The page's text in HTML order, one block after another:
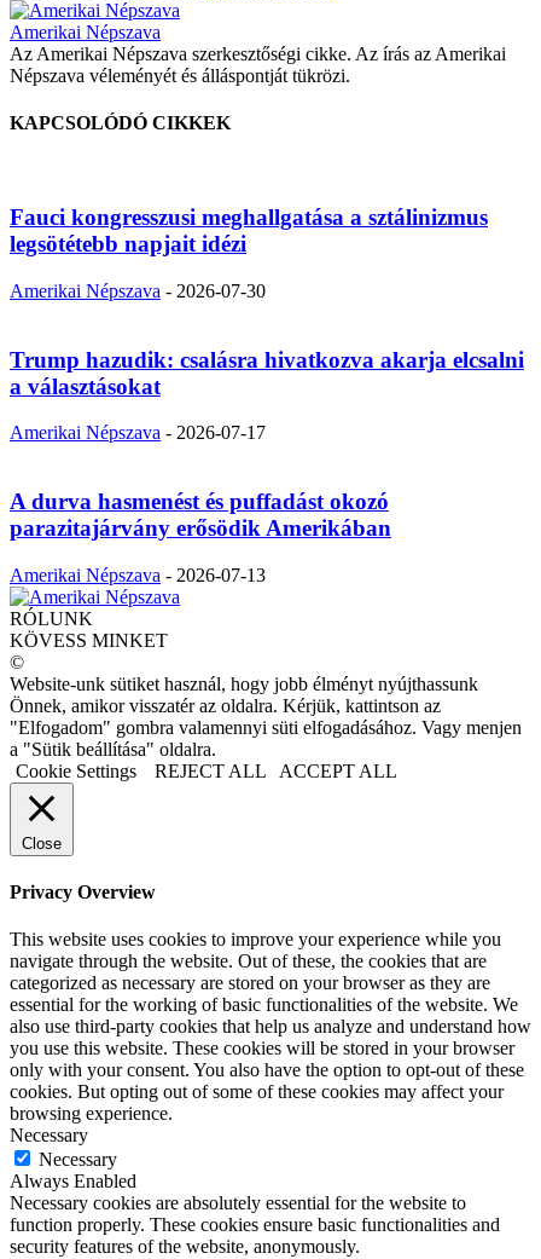
Amerikai Népszava
Az Amerikai Népszava szerkesztőségi cikke. Az írás az Amerikai
Népszava véleményét és álláspontját tükrözi.
KAPCSOLÓDÓ CIKKEK
Fauci kongresszusi meghallgatása a sztálinizmus
legsötétebb napjait idézi
Amerikai Népszava - 2026-07-30
Trump hazudik: csalásra hivatkozva akarja elcsalni
a választásokat
Amerikai Népszava - 2026-07-17
A durva hasmenést és puffadást okozó
parazitajárvány erősödik Amerikában
Amerikai Népszava - 2026-07-13
RÓLUNK
KÖVESS MINKET
©
Website-unk sütiket használ, hogy jobb élményt nyújthassunk
Önnek, amikor visszatér az oldalra. Kérjük, kattintson az
"Elfogadom" gombra valamennyi süti elfogadásához. Vagy menjen
a "Sütik beállítása" oldalra.
Cookie Settings
REJECT ALL ACCEPT ALL
Close
Privacy Overview
This website uses cookies to improve your experience while you
navigate through the website. Out of these, the cookies that are
categorized as necessary are stored on your browser as they are
essential for the working of basic functionalities of the website. We
also use third-party cookies that help us analyze and understand how
you use this website. These cookies will be stored in your browser
only with your consent. You also have the option to opt-out of these
cookies. But opting out of some of these cookies may affect your
browsing experience.
Necessary
Necessary
Always Enabled
Necessary cookies are absolutely essential for the website to
function properly. These cookies ensure basic functionalities and
security features of the website, anonymously.